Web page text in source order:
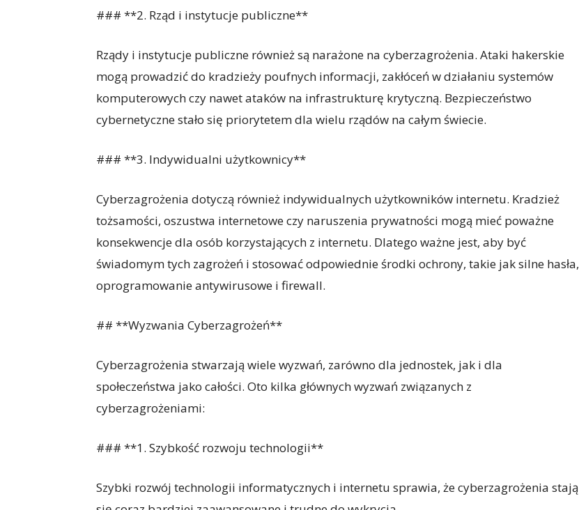
### **2. Rząd i instytucje publiczne**
Rządy i instytucje publiczne również są narażone na cyberzagrożenia. Ataki hakerskie
mogą prowadzić do kradzieży poufnych informacji, zakłóceń w działaniu systemów
komputerowych czy nawet ataków na infrastrukturę krytyczną. Bezpieczeństwo
cybernetyczne stało się priorytetem dla wielu rządów na całym świecie.
### **3. Indywidualni użytkownicy**
Cyberzagrożenia dotyczą również indywidualnych użytkowników internetu. Kradzież
tożsamości, oszustwa internetowe czy naruszenia prywatności mogą mieć poważne
konsekwencje dla osób korzystających z internetu. Dlatego ważne jest, aby być
świadomym tych zagrożeń i stosować odpowiednie środki ochrony, takie jak silne hasła,
oprogramowanie antywirusowe i firewall.
## **Wyzwania Cyberzagrożeń**
Cyberzagrożenia stwarzają wiele wyzwań, zarówno dla jednostek, jak i dla
społeczeństwa jako całości. Oto kilka głównych wyzwań związanych z
cyberzagrożeniami:
### **1. Szybkość rozwoju technologii**
Szybki rozwój technologii informatycznych i internetu sprawia, że cyberzagrożenia stają